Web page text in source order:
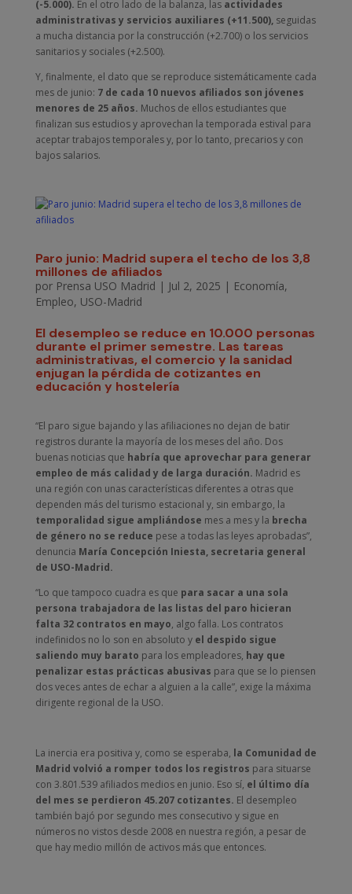
(-5.000). En el otro lado de la balanza, las actividades
administrativas y servicios auxiliares (+11.500),seguidas
a mucha distancia por la construcción (+2.700) o los servicios
sanitarios y sociales (+2.500).
Y, finalmente, el dato que se reproduce sistemáticamente cada
mes de junio: 7 de cada 10 nuevos afiliados son jóvenes
menores de 25 años. Muchos de ellos estudiantes que
finalizan sus estudios y aprovechan la temporada estival para
aceptar trabajos temporales y, por lo tanto, precarios y con
bajos salarios.
Paro junio: Madrid supera el techo de los 3,8
millones de afiliados
por Prensa USO Madrid | Jul 2, 2025 | Economía,
Empleo, USO-Madrid
El desempleo se reduce en 10.000 personas
durante el primer semestre. Las tareas
administrativas, el comercio y la sanidad
enjugan la pérdida de cotizantes en
educación y hostelería
“El paro sigue bajando y las afiliaciones no dejan de batir
registros durante la mayoría de los meses del año. Dos
buenas noticias que habría que aprovechar para generar
empleo de más calidad y de larga duración. Madrid es
una región con unas características diferentes a otras que
dependen más del turismo estacional y, sin embargo, la
temporalidad sigue ampliándose mes a mes y la brecha
de género no se reduce pese a todas las leyes aprobadas”,
denuncia María Concepción Iniesta, secretaria general
de USO-Madrid.
“Lo que tampoco cuadra es que para sacar a una sola
persona trabajadora de las listas del paro hicieran
falta 32 contratos en mayo, algo falla. Los contratos
indefinidos no lo son en absoluto y el despido sigue
saliendo muy barato para los empleadores, hay que
penalizar estas prácticas abusivas para que se lo piensen
dos veces antes de echar a alguien a la calle”, exige la máxima
dirigente regional de la USO.
La inercia era positiva y, como se esperaba, la Comunidad de
Madrid volvió a romper todos los registros para situarse
con 3.801.539 afiliados medios en junio. Eso sí, el último día
del mes se perdieron 45.207 cotizantes. El desempleo
también bajó por segundo mes consecutivo y sigue en
números no vistos desde 2008 en nuestra región, a pesar de
que hay medio millón de activos más que entonces.